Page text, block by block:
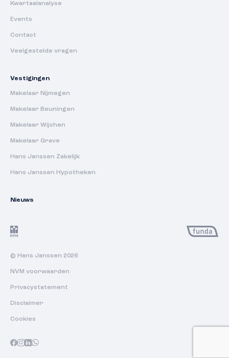
Kwartaalanalyse
Events
Contact
Veelgestelde vragen
Vestigingen
Makelaar Nijmegen
Makelaar Beuningen
Makelaar Wijchen
Makelaar Grave
Hans Janssen Zakelijk
Hans Janssen Hypotheken
Nieuws
© Hans Janssen 2026
NVM voorwaarden
Privacystatement
Disclaimer
Cookies